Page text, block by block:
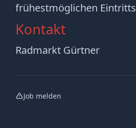
frühestmöglichen
Kontakt
Radmarkt Gürtner
Job melden